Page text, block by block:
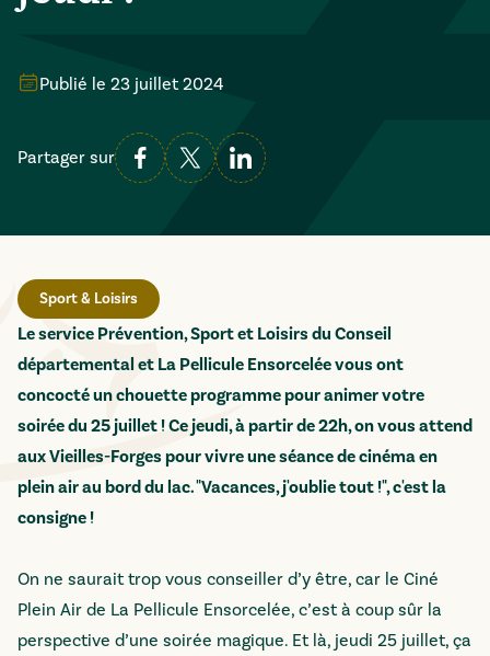
Publié le 23 juillet 2024
Partager sur
Sport & Loisirs
Le service Prévention, Sport et Loisirs du Conseil
départemental et La Pellicule Ensorcelée vous ont
concocté un chouette programme pour animer votre
soirée du 25 juillet ! Ce jeudi, à partir de 22h, on vous attend
aux Vieilles-Forges pour vivre une séance de cinéma en
plein air au bord du lac. "Vacances, j'oublie tout !", c'est la
consigne !
On ne saurait trop vous conseiller d’y être, car le Ciné
Plein Air de La Pellicule Ensorcelée, c’est à coup sûr la
perspective d’une soirée magique. Et là, jeudi 25 juillet, ça